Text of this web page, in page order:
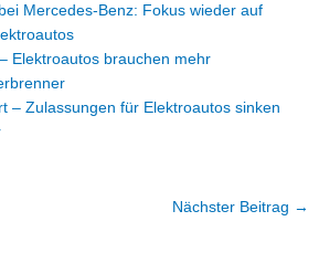
Mercedes-Benz: Fokus wieder auf
Elektroautos brauchen mehr
– Zulassungen für Elektroautos sinken
Nächster Beitrag →